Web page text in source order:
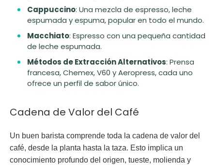
Cappuccino: Una mezcla de espresso, leche
espumada y espuma, popular en todo el mundo.
Macchiato: Espresso con una pequeña cantidad
de leche espumada.
Métodos de Extracción Alternativos: Prensa
francesa, Chemex, V60 y Aeropress, cada uno
ofrece un perfil de sabor único.
Cadena de Valor del Café
Un buen barista comprende toda la cadena de valor del
café, desde la planta hasta la taza. Esto implica un
conocimiento profundo del origen, tueste, molienda y